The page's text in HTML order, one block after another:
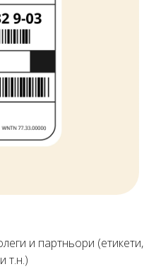
и партньори (етикети,
т.н.)